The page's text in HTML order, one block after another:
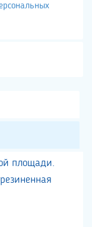
площади.